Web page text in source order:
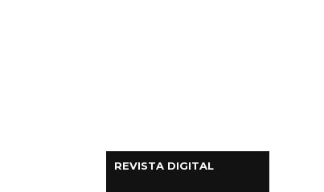
REVISTA DIGITAL